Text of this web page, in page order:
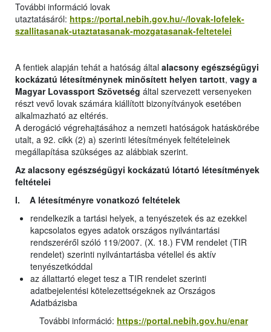
További információ lovak
utaztatásáról: https://portal.nebih.gov.hu/-/lovak-lofelek-
szallitasanak-utaztatasanak-mozgatasanak-feltetelei
A fentiek alapján tehát a hatóság által alacsony egészségügyi
kockázatú létesítménynek minősített helyen tartott, vagy a
Magyar Lovassport Szövetség által szervezett versenyeken
részt vevő lovak számára kiállított bizonyítványok esetében
alkalmazható az eltérés.
A derogáció végrehajtásához a nemzeti hatóságok hatáskörébe
utalt, a 92. cikk (2) a) szerinti létesítmények feltételeinek
megállapítása szükséges az alábbiak szerint.
Az alacsony egészségügyi kockázatú lótartó létesítmények
feltételei
I. A létesítményre vonatkozó feltételek
rendelkezik a tartási helyek, a tenyészetek és az ezekkel
kapcsolatos egyes adatok országos nyilvántartási
rendszeréről szóló 119/2007. (X. 18.) FVM rendelet (TIR
rendelet) szerinti nyilvántartásba vétellel és aktív
tenyészetkóddal
az állattartó eleget tesz a TIR rendelet szerinti
adatbejelentési kötelezettségeknek az Országos
Adatbázisba
További információ: https://portal.nebih.gov.hu/enar